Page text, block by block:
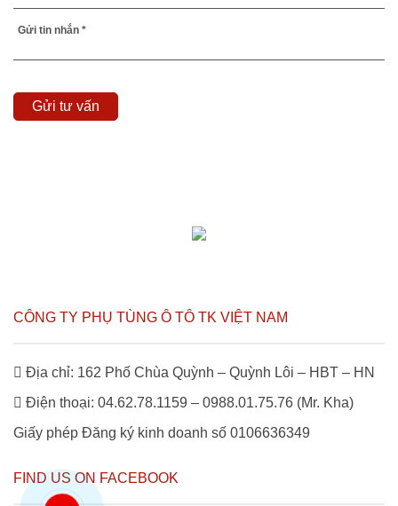
Gửi tin nhắn *
CÔNG TY PHỤ TÙNG Ô TÔ TK VIỆT NAM
Địa chỉ: 162 Phố Chùa Quỳnh – Quỳnh Lôi – HBT – HN
Điện thoại: 04.62.78.1159 – 0988.01.75.76 (Mr. Kha)
Giấy phép Đăng ký kinh doanh số 0106636349
FIND US ON FACEBOOK